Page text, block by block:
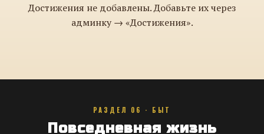
Достижения не добавлены. Добавьте их через
админку → «Достижения».
РАЗДЕЛ 06 · БЫТ
Повседневная жизнь